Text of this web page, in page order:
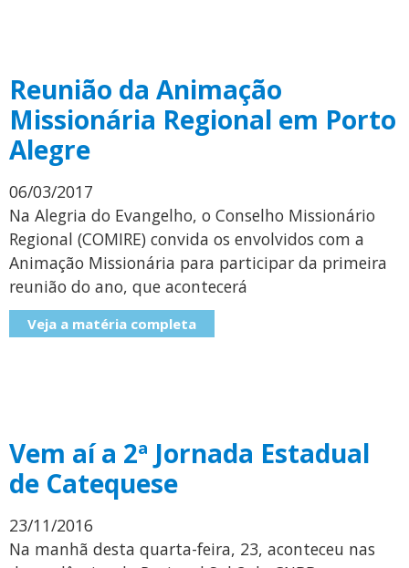
Reunião da Animação
Missionária Regional em Porto
Alegre
06/03/2017
Na Alegria do Evangelho, o Conselho Missionário
Regional (COMIRE) convida os envolvidos com a
Animação Missionária para participar da primeira
reunião do ano, que acontecerá
Veja a matéria completa
Vem aí a 2ª Jornada Estadual
de Catequese
23/11/2016
Na manhã desta quarta-feira, 23, aconteceu nas